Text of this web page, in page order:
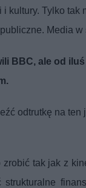
i kultury. Tylko tak
Media w
BBC, ale od
odtrutkę na ten
zrobić tak jak z
strukturalne